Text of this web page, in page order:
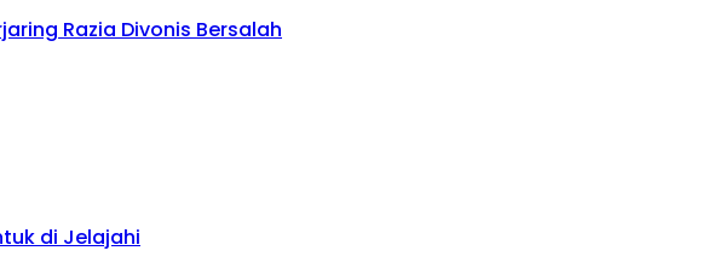
Razia Divonis Bersalah
di Jelajahi